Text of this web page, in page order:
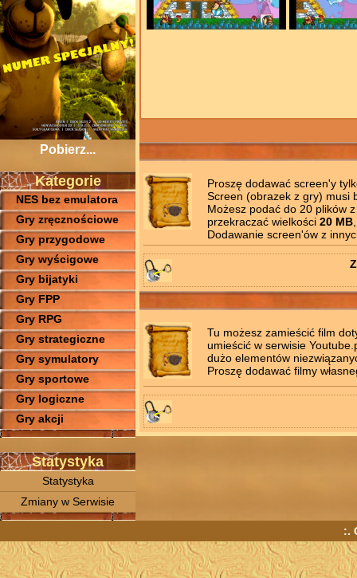
Pobierz...
Kategorie
NES bez emulatora
Gry zręcznościowe
Gry przygodowe
Gry wyścigowe
Gry bijatyki
Gry FPP
Gry RPG
Gry strategiczne
Gry symulatory
Gry sportowe
Gry logiczne
Gry akcji
Statystyka
Statystyka
Zmiany w Serwisie
Proszę dodawać screen'y
Screen (obrazek z gry) musi
Możesz podać do 20 plików
przekraczać wielkości 20 MB
Dodawanie screen'ów z
Tu możesz zamieścić film
umieścić w serwisie
dużo elementów
Proszę dodawać filmy
:.